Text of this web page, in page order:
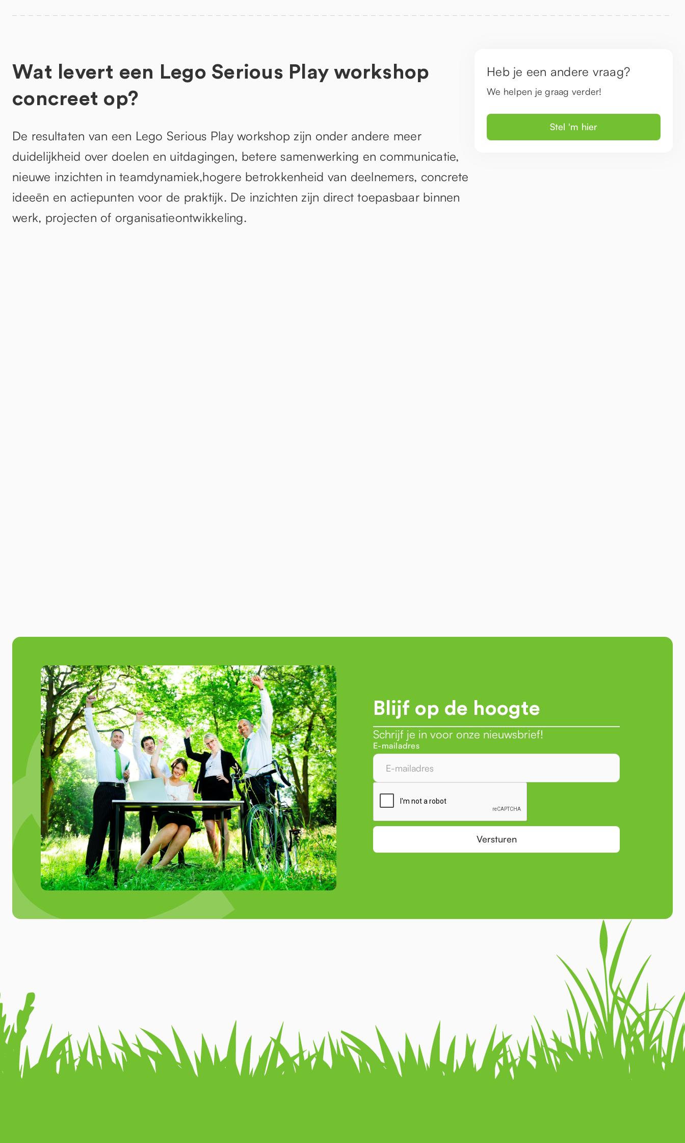
Wat levert een Lego Serious Play workshop
concreet op?
De resultaten van een Lego Serious Play workshop zijn onder andere meer
duidelijkheid over doelen en uitdagingen, betere samenwerking en communicatie,
nieuwe inzichten in teamdynamiek,hogere betrokkenheid van deelnemers, concrete
ideeën en actiepunten voor de praktijk. De inzichten zijn direct toepasbaar binnen
werk, projecten of organisatieontwikkeling.
Heb je een andere vraag?
We helpen je graag verder!
Stel 'm hier
Blijf op de hoogte
Schrijf je in voor onze nieuwsbrief!
E-mailadres